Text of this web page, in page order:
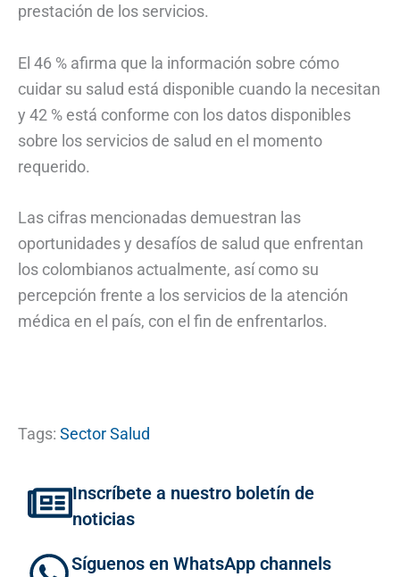
prestación de los servicios.
El 46 % afirma que la información sobre cómo
cuidar su salud está disponible cuando la necesitan
y 42 % está conforme con los datos disponibles
sobre los servicios de salud en el momento
requerido.
Las cifras mencionadas demuestran las
oportunidades y desafíos de salud que enfrentan
los colombianos actualmente, así como su
percepción frente a los servicios de la atención
médica en el país, con el fin de enfrentarlos.
Tags: Sector Salud
Inscríbete a nuestro boletín de
noticias
Síguenos en WhatsApp channels